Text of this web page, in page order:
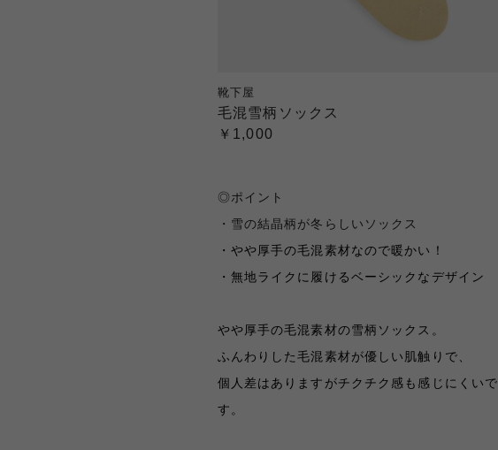
靴下屋
毛混雪柄ソックス
￥1,000
◎ポイント
・雪の結晶柄が冬らしいソックス
・やや厚手の毛混素材なので暖かい！
・無地ライクに履けるベーシックなデザイン
やや厚手の毛混素材の雪柄ソックス。
ふんわりした毛混素材が優しい肌触りで、
個人差はありますがチクチク感も感じにくいで
す。